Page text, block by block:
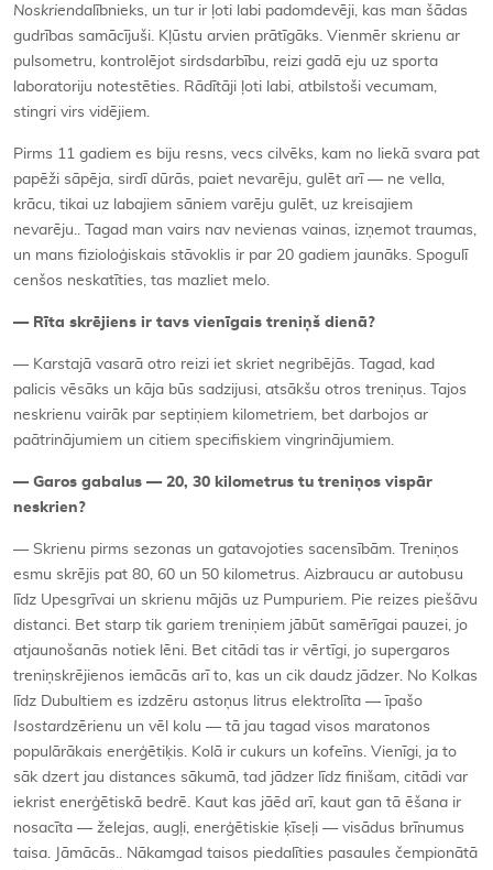
Noskriendalībnieks, un tur ir ļoti labi padomdevēji, kas man šādas
gudrības samācījuši. Kļūstu arvien prātīgāks. Vienmēr skrienu ar
pulsometru, kontrolējot sirdsdarbību, reizi gadā eju uz sporta
laboratoriju notestēties. Rādītāji ļoti labi, atbilstoši vecumam,
stingri virs vidējiem.
Pirms 11 gadiem es biju resns, vecs cilvēks, kam no liekā svara pat
papēži sāpēja, sirdī dūrās, paiet nevarēju, gulēt arī — ne vella,
krācu, tikai uz labajiem sāniem varēju gulēt, uz kreisajiem
nevarēju.. Tagad man vairs nav nevienas vainas, izņemot traumas,
un mans fizioloģiskais stāvoklis ir par 20 gadiem jaunāks. Spogulī
cenšos neskatīties, tas mazliet melo.
— Rīta skrējiens ir tavs vienīgais treniņš dienā?
— Karstajā vasarā otro reizi iet skriet negribējās. Tagad, kad
palicis vēsāks un kāja būs sadzijusi, atsākšu otros treniņus. Tajos
neskrienu vairāk par septiņiem kilometriem, bet darbojos ar
paātrinājumiem un citiem specifiskiem vingrinājumiem.
— Garos gabalus — 20, 30 kilometrus tu treniņos vispār
neskrien?
— Skrienu pirms sezonas un gatavojoties sacensībām. Treniņos
esmu skrējis pat 80, 60 un 50 kilometrus. Aizbraucu ar autobusu
līdz Upesgrīvai un skrienu mājās uz Pumpuriem. Pie reizes piešāvu
distanci. Bet starp tik gariem treniņiem jābūt samērīgai pauzei, jo
atjaunošanās notiek lēni. Bet citādi tas ir vērtīgi, jo supergaros
treniņskrējienos iemācās arī to, kas un cik daudz jādzer. No Kolkas
līdz Dubultiem es izdzēru astoņus litrus elektrolīta — īpašo
Isostardzērienu un vēl kolu — tā jau tagad visos maratonos
populārākais enerģētiķis. Kolā ir cukurs un kofeīns. Vienīgi, ja to
sāk dzert jau distances sākumā, tad jādzer līdz finišam, citādi var
iekrist enerģētiskā bedrē. Kaut kas jāēd arī, kaut gan tā ēšana ir
nosacīta — želejas, augļi, enerģētiskie ķīseļi — visādus brīnumus
taisa. Jāmācās.. Nākamgad taisos piedalīties pasaules čempionātā